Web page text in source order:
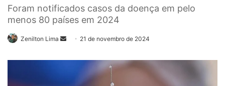
Foram notificados casos da doença em pelo
menos 80 países em 2024
Zenilton Lima
Mande21 de novembro de 2024